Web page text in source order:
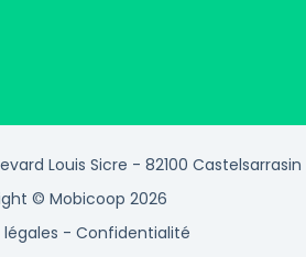
Louis Sicre - 82100 Castelsarrasin
© Mobicoop 2026
- Confidentialité